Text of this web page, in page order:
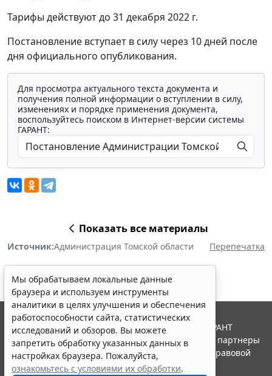
Тарифы действуют до 31 декабря 2022 г.
Постановление вступает в силу через 10 дней после
дня официального опубликования.
Для просмотра актуального текста документа и
получения полной информации о вступлении в силу,
изменениях и порядке применения документа,
воспользуйтесь поиском в Интернет-версии системы
ГАРАНТ:
Показать все материалы
Источник:Администрация Томской области Перепечатка
Мы обрабатываем локальные данные
браузера и используем инструменты
аналитики в целях улучшения и обеспечения
работоспособности сайта, статистических
исследований и обзоров. Вы можете
запретить обработку указанных данных в
настройках браузера. Пожалуйста,
ознакомьтесь с условиями их обработки.
© ООО "НПП "ГАРАНТ-СЕРВИС", 2026. Система ГАРАНТ
выпускается с 1990 года. Компания "Гарант" и ее партнеры
являются участниками Российской ассоциации правовой
информации ГАРАНТ.